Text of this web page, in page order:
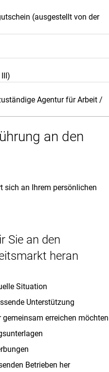
(ausgestellt von der
Agentur für Arbeit /
an den
sich an Ihrem persönlichen
Sie an den
heran
Situation
Unterstützung
erreichen möchten
Betrieben her